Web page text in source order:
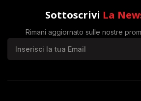
Sottoscrivi La
Rimani aggiornato sulle nostre